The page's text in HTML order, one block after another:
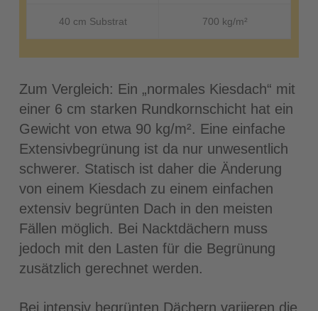
40 cm Substrat 700 kg/m²
Zum Vergleich: Ein „normales Kiesdach“ mit
einer 6 cm starken Rundkornschicht hat ein
Gewicht von etwa 90 kg/m². Eine einfache
Extensivbegrünung ist da nur unwesentlich
schwerer. Statisch ist daher die Änderung
von einem Kiesdach zu einem einfachen
extensiv begrünten Dach in den meisten
Fällen möglich. Bei Nacktdächern muss
jedoch mit den Lasten für die Begrünung
zusätzlich gerechnet werden.
Bei intensiv begrünten Dächern variieren die